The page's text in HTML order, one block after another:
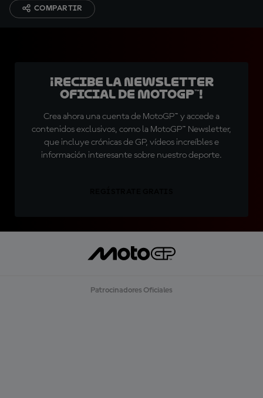
COMPARTIR
¡Recibe la Newsletter
oficial de MotoGP™!
Crea ahora una cuenta de MotoGP™ y accede a
contenidos exclusivos, como la MotoGP™ Newsletter,
que incluye crónicas de GP, vídeos increíbles e
información interesante sobre nuestro deporte.
Patrocinadores Oficiales